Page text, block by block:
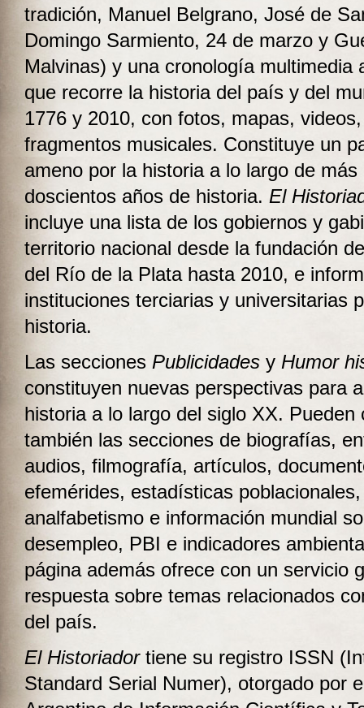
tradición, Manuel Belgrano, José de
Domingo Sarmiento, 24 de marzo y
Malvinas) y una cronología multimedia
que recorre la historia del país y del
1776 y 2010, con fotos, mapas,
fragmentos musicales. Constituye un
ameno por la historia a lo largo de más
doscientos años de historia. El
incluye una lista de los gobiernos y
territorio nacional desde la fundación
del Río de la Plata hasta 2010, e
instituciones terciarias y universitarias
historia.
Las secciones Publicidades y Humor
constituyen nuevas perspectivas para
historia a lo largo del siglo XX. Pueden
también las secciones de biografías,
audios, filmografía, artículos,
efemérides, estadísticas
analfabetismo e información mundial
desempleo, PBI e indicadores
página además ofrece con un servicio
respuesta sobre temas relacionados
del país.
El Historiador tiene su registro ISSN
Standard Serial Numer), otorgado por